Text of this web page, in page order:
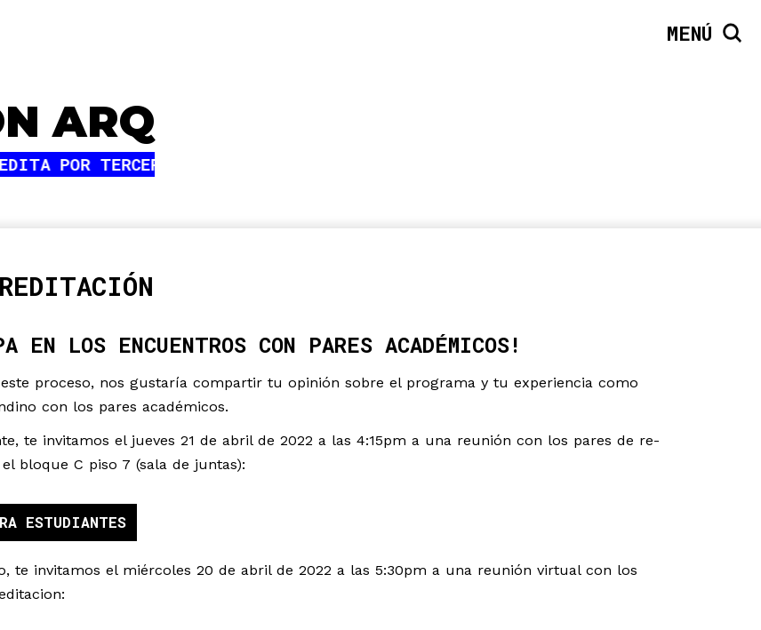
MENÚ
ARQ
EN LOS ENCUENTROS CON PARES ACADÉMICOS!
proceso, nos gustaría compartir tu opinión sobre el programa y tu experiencia como
con los pares académicos.
te invitamos el jueves 21 de abril de 2022 a las 4:15pm a una reunión con los pares de re-
bloque C piso 7 (sala de juntas):
ESTUDIANTES
te invitamos el miércoles 20 de abril de 2022 a las 5:30pm a una reunión virtual con los